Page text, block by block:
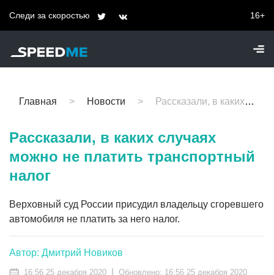
Следи за скоростью 16+
Главная Новости Рассказали, в каких случаях можно не платить транспортный налог
Рассказали, в каких случаях
можно не платить транспортный
налог
Верховный суд России присудил владельцу сгоревшего
автомобиля не платить за него налог.
Автор: Дмитрий Новиков
16:56 25 декабря 2020 Обновлено: 16:56 25 декабря 2020